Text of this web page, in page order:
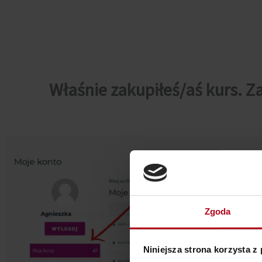
Zgoda
Niniejsza strona korzysta z
Właśnie zakupiłeś/aś kurs.